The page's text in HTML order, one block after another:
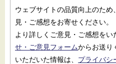
ウェブサイトの品質向上のた
見・ご感想をお寄せください。
より詳しくご意見・ご感想をい
せ・ご意見フォームからお送り
いただいた情報は、 プライバシ